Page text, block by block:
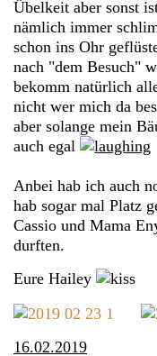
Übelkeit aber sonst
nämlich immer
schon ins Ohr
nach "dem Besuch"
bekomm natürlich
nicht wer mich da
aber solange mein
auch egal
Anbei hab ich auch
hab sogar mal Platz
Cassio und Mama
durften.
Eure Hailey
16.02.2019